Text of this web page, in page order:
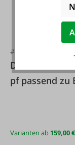
#122580
pf passend zu
Varianten ab 159,00